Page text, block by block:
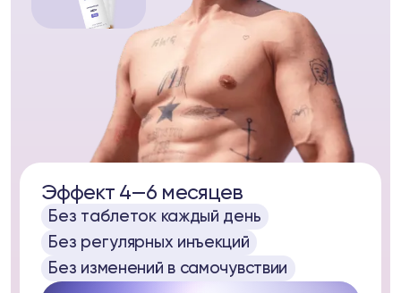
Эффект 4—6 месяцев
Без таблеток каждый день
Без регулярных инъекций
Без изменений в самочувствии